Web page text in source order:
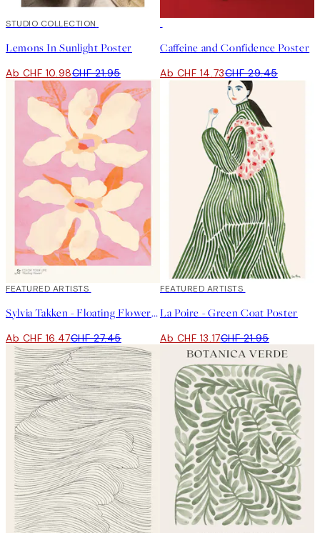
50%*
STUDIO COLLECTION
Lemons In Sunlight Poster
Ab CHF 10.98CHF 21.95
Caffeine and Confidence Poster
Ab CHF 14.73CHF 29.45
40%*
FEATURED ARTISTS
Sylvia Takken - Floating Flowers Poster
Ab CHF 16.47CHF 27.45
40%*
FEATURED ARTISTS
La Poire - Green Coat Poster
Ab CHF 13.17CHF 21.95